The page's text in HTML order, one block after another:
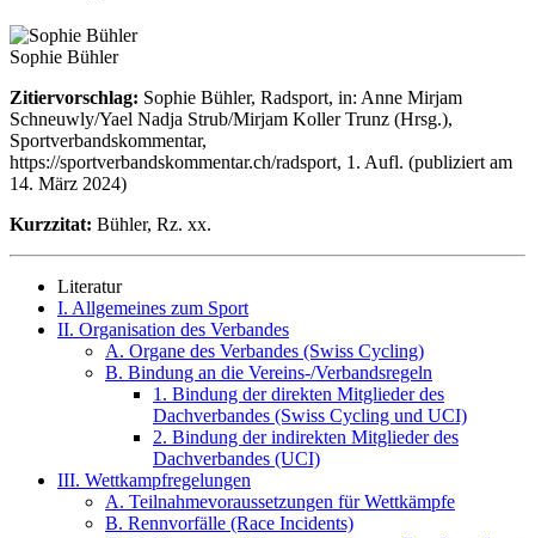
Sophie Bühler
Zitiervorschlag: Sophie Bühler, Radsport, in: Anne Mirjam
Schneuwly/Yael Nadja Strub/Mirjam Koller Trunz (Hrsg.),
Sportverbandskommentar,
https://sportverbandskommentar.ch/radsport, 1. Aufl. (publiziert am
14. März 2024)
Kurzzitat: Bühler, Rz. xx.
Literatur
I. Allgemeines zum Sport
II. Organisation des Verbandes
A. Organe des Verbandes (Swiss Cycling)
B. Bindung an die Vereins-/Verbandsregeln
1. Bindung der direkten Mitglieder des
Dachverbandes (Swiss Cycling und UCI)
2. Bindung der indirekten Mitglieder des
Dachverbandes (UCI)
III. Wettkampfregelungen
A. Teilnahmevoraussetzungen für Wettkämpfe
B. Rennvorfälle (Race Incidents)